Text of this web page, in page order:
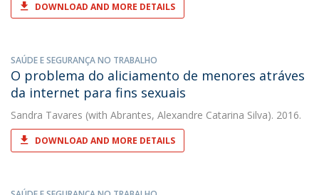
DOWNLOAD AND MORE DETAILS
SAÚDE E SEGURANÇA NO TRABALHO
O problema do aliciamento de menores atráves
da internet para fins sexuais
Sandra Tavares (with Abrantes, Alexandre Catarina Silva). 2016.
DOWNLOAD AND MORE DETAILS